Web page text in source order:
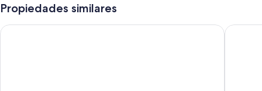
desayuno, brunch, almuerzo, cena y cocina italiana. Todos los
propiedad cuenta con una cafetería y un jardín.
Propiedades similares
Shangri-La Golden Sands, Penang Hard